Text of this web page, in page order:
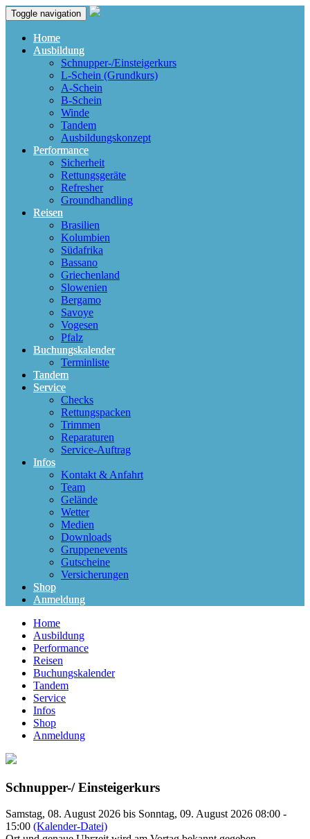
Toggle navigation
Home
Ausbildung
Schnupper-/Einsteigerkurs
L-Schein (Grundkurs)
A-Schein
B-Schein
Winde
Tandem
Ausbildungskonzept
Performance
Sicherheit
Rettungsgeräte
Refresher
Groundhandling
Reisen
Brasilien
Kolumbien
Südafrika
Bassano
Griechenland
Slowenien
Bergamo
Savoye
Vogesen
Pfalz
Buchungskalender
Terminliste
Tandem
Service
Checks
Rettungspacken
Trimmen
Reparaturen
Service-Auftrag
Infos
Kontakt & Anfahrt
Team
Gelände
Wetter
Medien
Downloads
Gruppenevents
Gutscheine
Versicherungen
Shop
Anmeldung
Home
Ausbildung
Performance
Reisen
Buchungskalender
Tandem
Service
Infos
Shop
Anmeldung
Schnupper-/ Einsteigerkurs
Samstag, 08. August 2026 bis Sonntag, 09. August 2026 08:00 -
15:00 (Kalender-Datei)